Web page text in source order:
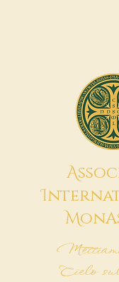
A
I
M
Cielo